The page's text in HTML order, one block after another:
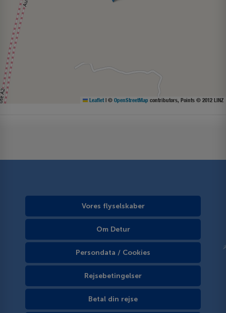
Leaflet | © OpenStreetMap contributors, Points © 2012 LINZ
Vores flyselskaber
Om Detur
Persondata / Cookies
Rejsebetingelser
Betal din rejse